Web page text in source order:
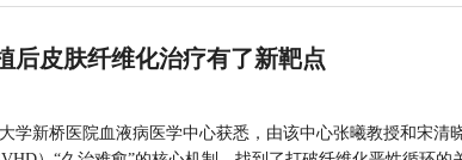
后皮肤纤维化治疗有了新靶点
学新桥医院血液病医学中心获悉，由该中心张曦教授和宋清